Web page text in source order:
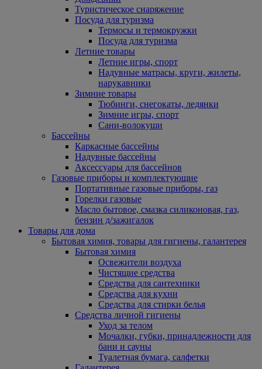
Туристическое снаряжение
Посуда для туризма
Термосы и термокружки
Посуда для туризма
Летние товары
Летние игры, спорт
Надувные матрасы, круги, жилеты,
нарукавники
Зимние товары
Тюбинги, снегокаты, ледянки
Зимние игры, спорт
Сани-волокуши
Бассейны
Каркасные бассейны
Надувные бассейны
Аксессуары для бассейнов
Газовые приборы и комплектующие
Портативные газовые приборы, газ
Горелки газовые
Масло бытовое, смазка силиконовая, газ,
бензин д/зажигалок
Товары для дома
Бытовая химия, товары для гигиены, галантерея
Бытовая химия
Освежители воздуха
Чистящие средства
Средства для сантехники
Средства для кухни
Средства для стирки белья
Средства личной гигиены
Уход за телом
Мочалки, губки, принадлежности для
бани и сауны
Туалетная бумага, салфетки